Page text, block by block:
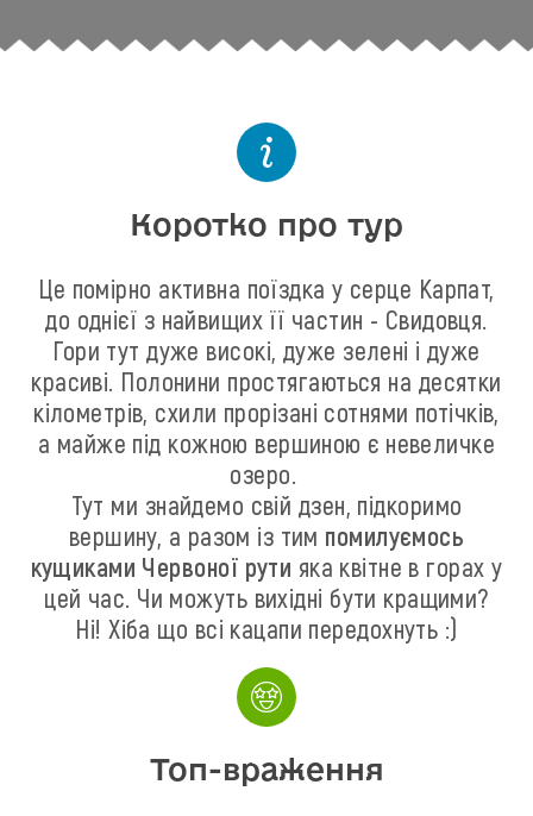
Коротко про тур
Це помірно активна поїздка у серце Карпат,
до однієї з найвищих її частин - Свидовця.
Гори тут дуже високі, дуже зелені і дуже
красиві. Полонини простягаються на десятки
кілометрів, схили прорізані сотнями потічків,
а майже під кожною вершиною є невеличке
озеро.
Тут ми знайдемо свій дзен, підкоримо
вершину, а разом із тим помилуємось
кущиками Червоної рути яка квітне в горах у
цей час. Чи можуть вихідні бути кращими?
Ні! Хіба що всі кацапи передохнуть :)
Топ-враження